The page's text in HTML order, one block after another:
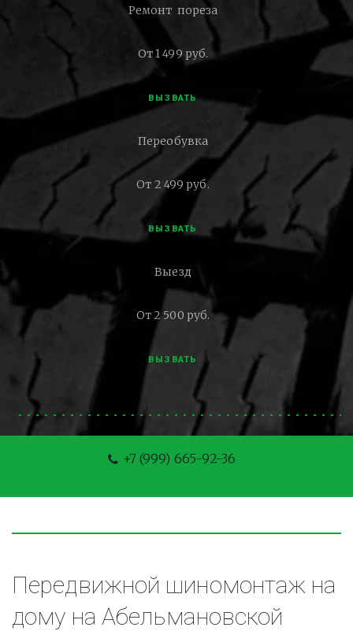
Ремонт пореза
От 1 499 руб.
ВЫЗВАТЬ
Переобувка
От 2 499 руб.
ВЫЗВАТЬ
Выезд
От 2 500 руб.
ВЫЗВАТЬ
+7 (999) 665-92-36
Передвижной шиномонтаж на
дому на Абельмановской